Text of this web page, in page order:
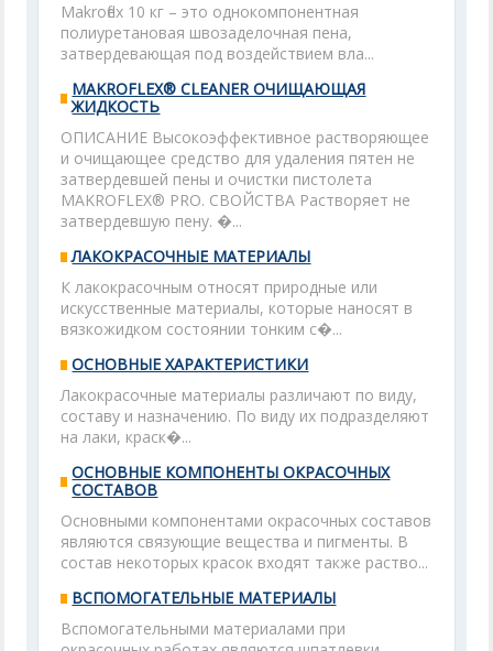
Makroflex 10 кг – это однокомпонентная
полиуретановая швозаделочная пена,
затвердевающая под воздействием вла...
MAKROFLEX® CLEANER ОЧИЩАЮЩАЯ
ЖИДКОСТЬ
ОПИСАНИЕ Высокоэффективное растворяющее
и очищающее средство для удаления пятен не
затвердевшей пены и очистки пистолета
MAKROFLEX® PRO. СВОЙСТВА Растворяет не
затвердевшую пену. �...
ЛАКОКРАСОЧНЫЕ МАТЕРИАЛЫ
К лакокрасочным относят природные или
искусственные материалы, которые наносят в
вязкожидком состоянии тонким с�...
ОСНОВНЫЕ ХАРАКТЕРИСТИКИ
Лакокрасочные материалы различают по виду,
составу и назначению. По виду их подразделяют
на лаки, краск�...
ОСНОВНЫЕ КОМПОНЕНТЫ ОКРАСОЧНЫХ
СОСТАВОВ
Основными компонентами окрасочных составов
являются связующие вещества и пигменты. В
состав некоторых красок входят также раство...
ВСПОМОГАТЕЛЬНЫЕ МАТЕРИАЛЫ
Вспомогательными материалами при